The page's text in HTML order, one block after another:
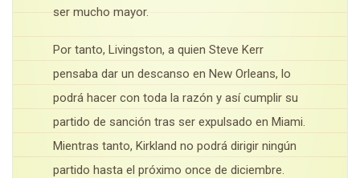
ser mucho mayor.
Por tanto, Livingston, a quien Steve Kerr
pensaba dar un descanso en New Orleans, lo
podrá hacer con toda la razón y así cumplir su
partido de sanción tras ser expulsado en Miami.
Mientras tanto, Kirkland no podrá dirigir ningún
partido hasta el próximo once de diciembre.